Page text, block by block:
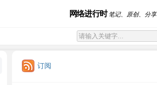
网络进行时笔记、原创、分享
订阅